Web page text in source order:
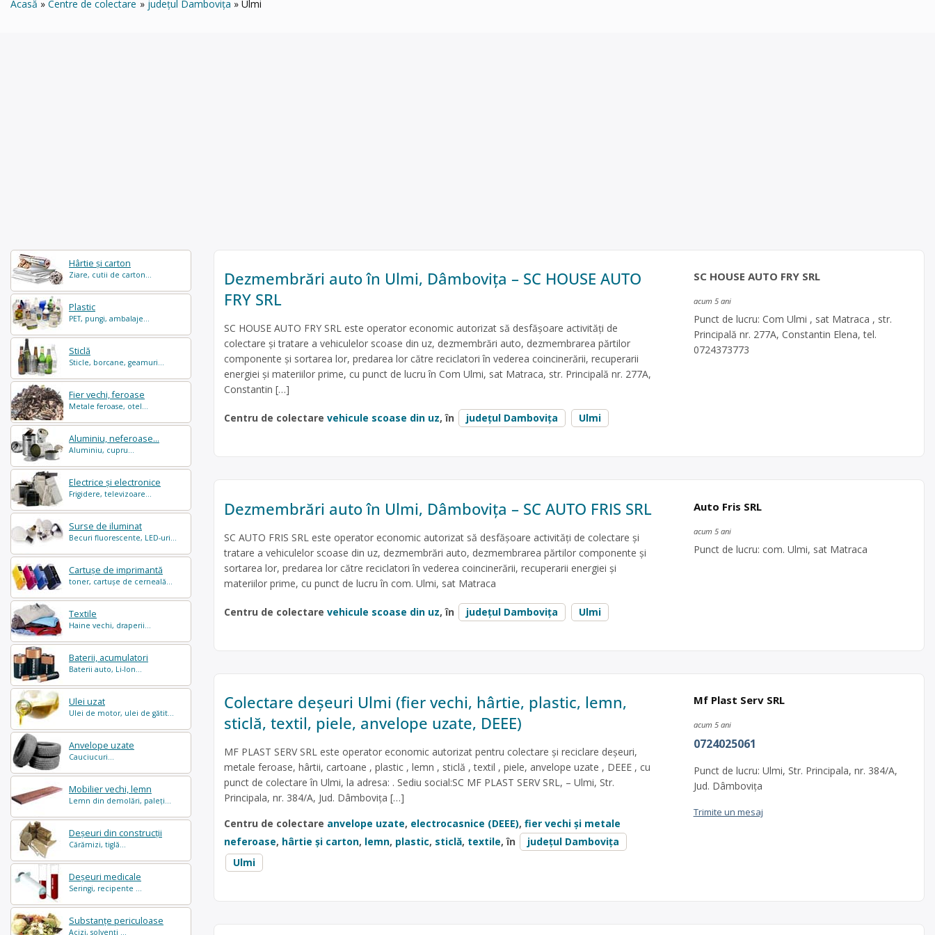
Acasă Centre de colectare județul Dambovița Ulmi
Hârtie și carton
Ziare, cutii de carton...
Plastic
PET, pungi, ambalaje...
Sticlă
Sticle, borcane, geamuri...
Fier vechi, feroase
Metale feroase, otel...
Aluminiu, neferoase...
Aluminiu, cupru...
Electrice și electronice
Frigidere, televizoare...
Surse de iluminat
Becuri fluorescente, LED-uri...
Cartușe de imprimantă
toner, cartușe de cerneală...
Textile
Haine vechi, draperii...
Baterii, acumulatori
Baterii auto, Li-Ion...
Ulei uzat
Ulei de motor, ulei de gătit...
Anvelope uzate
Cauciucuri...
Mobilier vechi, lemn
Lemn din demolări, paleți...
Deșeuri din construcții
Cărămizi, tiglă...
Deșeuri medicale
Seringi, recipente ...
Substanțe periculoase
Acizi, solvenți ...
Dezmembrări auto în Ulmi, Dâmbovița – SC HOUSE AUTO
FRY SRL
SC HOUSE AUTO FRY SRL este operator economic autorizat să desfăşoare activităţi de
colectare şi tratare a vehiculelor scoase din uz, dezmembrări auto, dezmembrarea părtilor
componente și sortarea lor, predarea lor către reciclatori în vederea coincinerării, recuperarii
energiei și materiilor prime, cu punct de lucru în Com Ulmi, sat Matraca, str. Principală nr. 277A,
Constantin […]
Centru de colectare vehicule scoase din uz, în județul Dambovița Ulmi
SC HOUSE AUTO FRY SRL
acum 5 ani
Punct de lucru: Com Ulmi , sat Matraca , str.
Principală nr. 277A, Constantin Elena, tel.
0724373773
Dezmembrări auto în Ulmi, Dâmbovița – SC AUTO FRIS SRL
SC AUTO FRIS SRL este operator economic autorizat să desfăşoare activităţi de colectare şi
tratare a vehiculelor scoase din uz, dezmembrări auto, dezmembrarea părtilor componente și
sortarea lor, predarea lor către reciclatori în vederea coincinerării, recuperarii energiei și
materiilor prime, cu punct de lucru în com. Ulmi, sat Matraca
Centru de colectare vehicule scoase din uz, în județul Dambovița Ulmi
Auto Fris SRL
acum 5 ani
Punct de lucru: com. Ulmi, sat Matraca
Colectare deșeuri Ulmi (fier vechi, hârtie, plastic, lemn,
sticlă, textil, piele, anvelope uzate, DEEE)
MF PLAST SERV SRL este operator economic autorizat pentru colectare și reciclare deșeuri,
metale feroase, hârtii, cartoane , plastic , lemn , sticlă , textil , piele, anvelope uzate , DEEE , cu
punct de colectare în Ulmi, la adresa: . Sediu social:SC MF PLAST SERV SRL, – Ulmi, Str.
Principala, nr. 384/A, Jud. Dâmbovița […]
Centru de colectare anvelope uzate, electrocasnice (DEEE), fier vechi și metale
neferoase, hârtie și carton, lemn, plastic, sticlă, textile, în
județul Dambovița
Ulmi
Mf Plast Serv SRL
acum 5 ani
0724025061
Punct de lucru: Ulmi, Str. Principala, nr. 384/A,
Jud. Dâmbovița
Trimite un mesaj